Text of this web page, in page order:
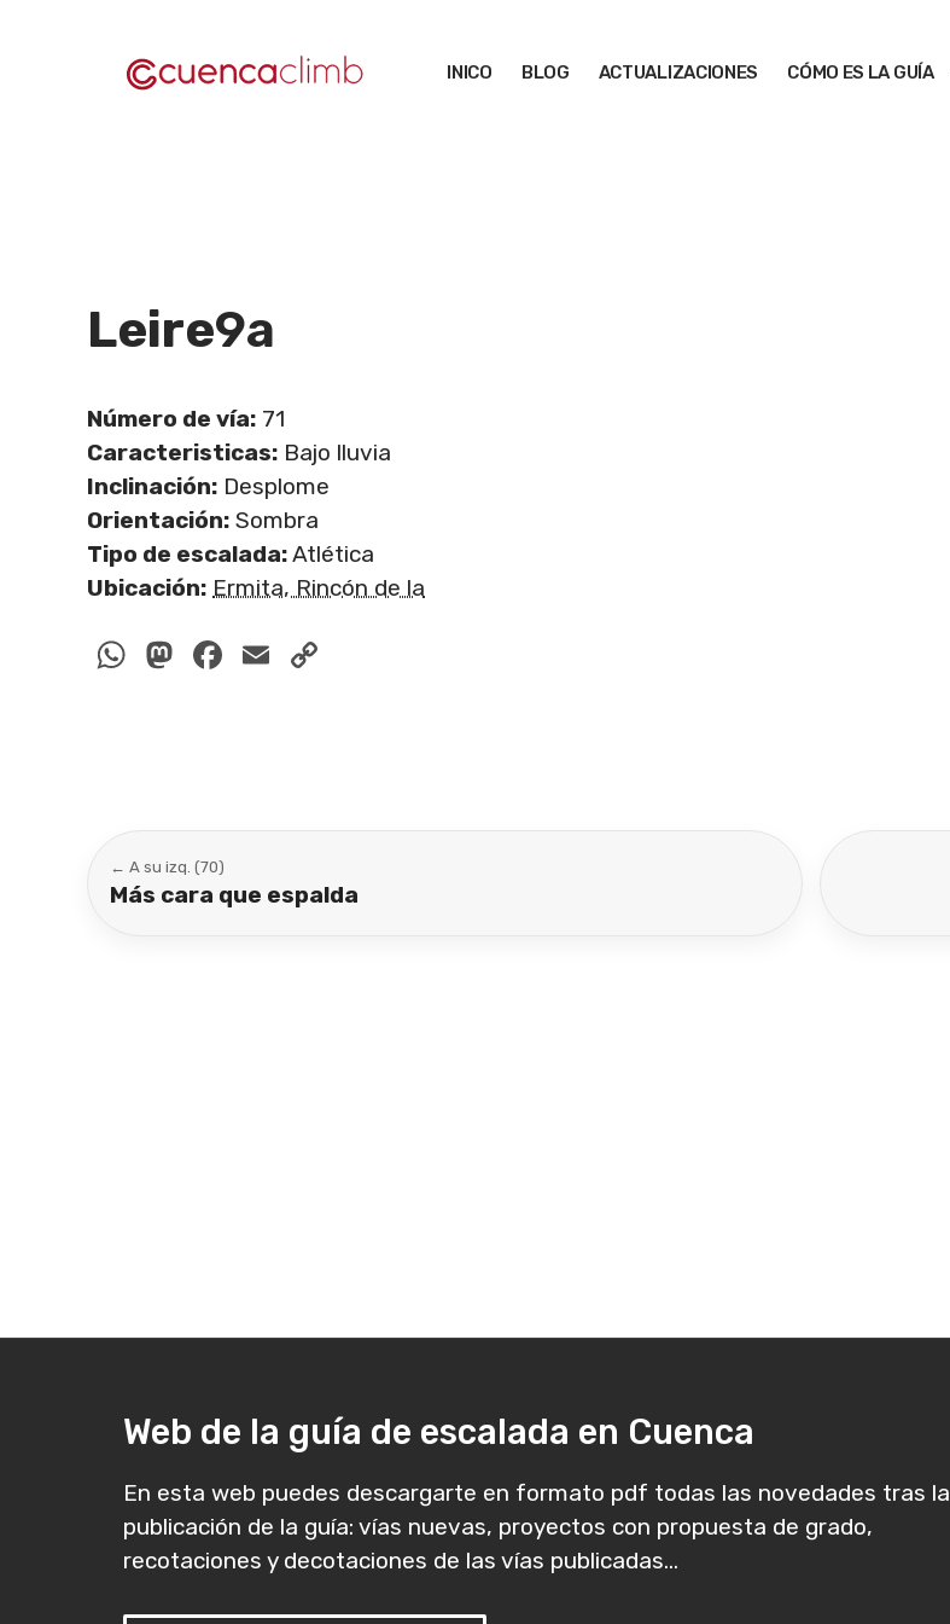
INICO BLOG ACTUALIZACIONES CÓMO ES LA GUÍA
Leire9a
Número de vía: 71
Caracteristicas: Bajo lluvia
Inclinación: Desplome
Orientación: Sombra
Tipo de escalada:Atlética
Ubicación: Ermita, Rincón de la
WhatsApp
Mastodon
Facebook
Email
← A su izq. (70)
Más cara que espalda
Web de la guía de escalada en Cuenca
En esta web puedes descargarte en formato pdf todas las novedades tras la
publicación de la guía: vías nuevas, proyectos con propuesta de grado,
recotaciones y decotaciones de las vías publicadas...